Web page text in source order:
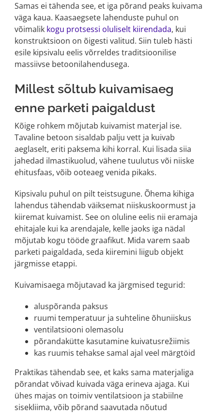
Samas ei tähenda see, et iga põrand peaks kuivama
väga kaua. Kaasaegsete lahenduste puhul on
võimalik kogu protsessi oluliselt kiirendada, kui
konstruktsioon on õigesti valitud. Siin tuleb hästi
esile kipsivalu eelis võrreldes traditsioonilise
massiivse betoonilahendusega.
Millest sõltub kuivamisaeg
enne parketi paigaldust
Kõige rohkem mõjutab kuivamist materjal ise.
Tavaline betoon sisaldab palju vett ja kuivab
aeglaselt, eriti paksema kihi korral. Kui lisada siia
jahedad ilmastikuolud, vähene tuulutus või niiske
ehitusfaas, võib ooteaeg venida pikaks.
Kipsivalu puhul on pilt teistsugune. Õhema kihiga
lahendus tähendab väiksemat niiskuskoormust ja
kiiremat kuivamist. See on oluline eelis nii eramaja
ehitajale kui ka arendajale, kelle jaoks iga nädal
mõjutab kogu tööde graafikut. Mida varem saab
parketi paigaldada, seda kiiremini liigub objekt
järgmisse etappi.
Kuivamisaega mõjutavad ka järgmised tegurid:
aluspõranda paksus
ruumi temperatuur ja suhteline õhuniiskus
ventilatsiooni olemasolu
põrandakütte kasutamine kuivatusrežiimis
kas ruumis tehakse samal ajal veel märgtöid
Praktikas tähendab see, et kaks sama materjaliga
põrandat võivad kuivada väga erineva ajaga. Kui
ühes majas on toimiv ventilatsioon ja stabiilne
sisekliima, võib põrand saavutada nõutud